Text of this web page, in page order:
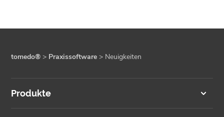
tomedo® > Praxissoftware > Neuigkeiten
Produkte